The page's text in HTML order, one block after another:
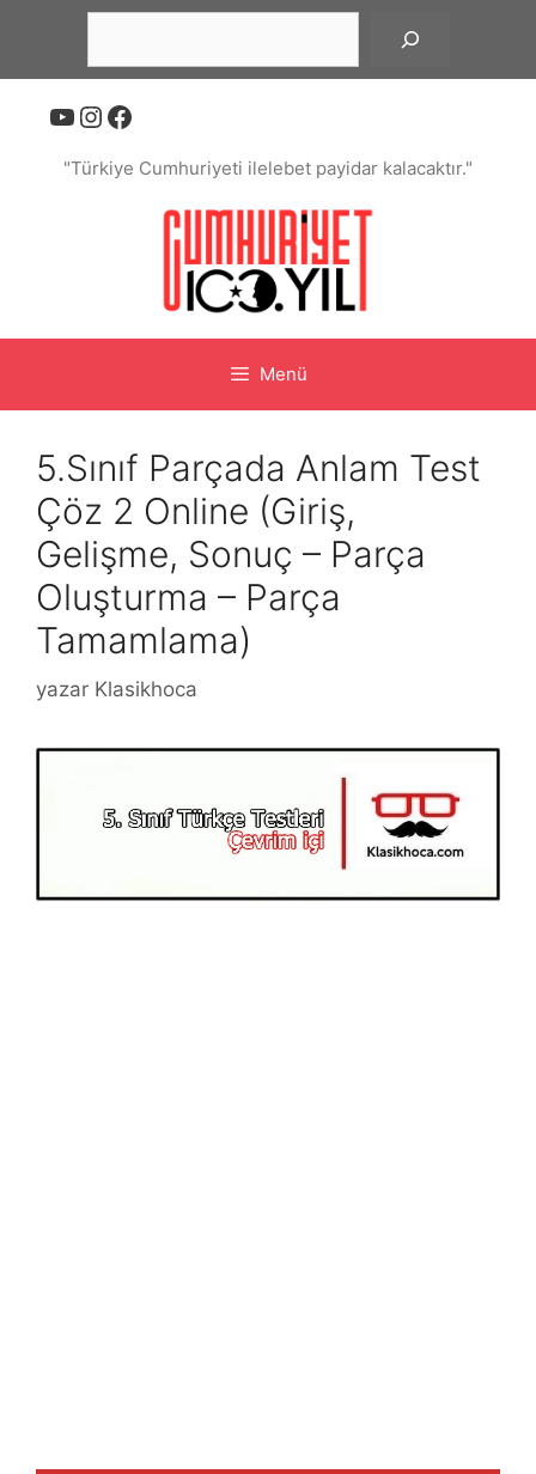
YouTube
Instagram
Facebook
"Türkiye Cumhuriyeti ilelebet payidar kalacaktır."
Menü
5.Sınıf Parçada Anlam Test
Çöz 2 Online (Giriş,
Gelişme, Sonuç – Parça
Oluşturma – Parça
Tamamlama)
yazar Klasikhoca